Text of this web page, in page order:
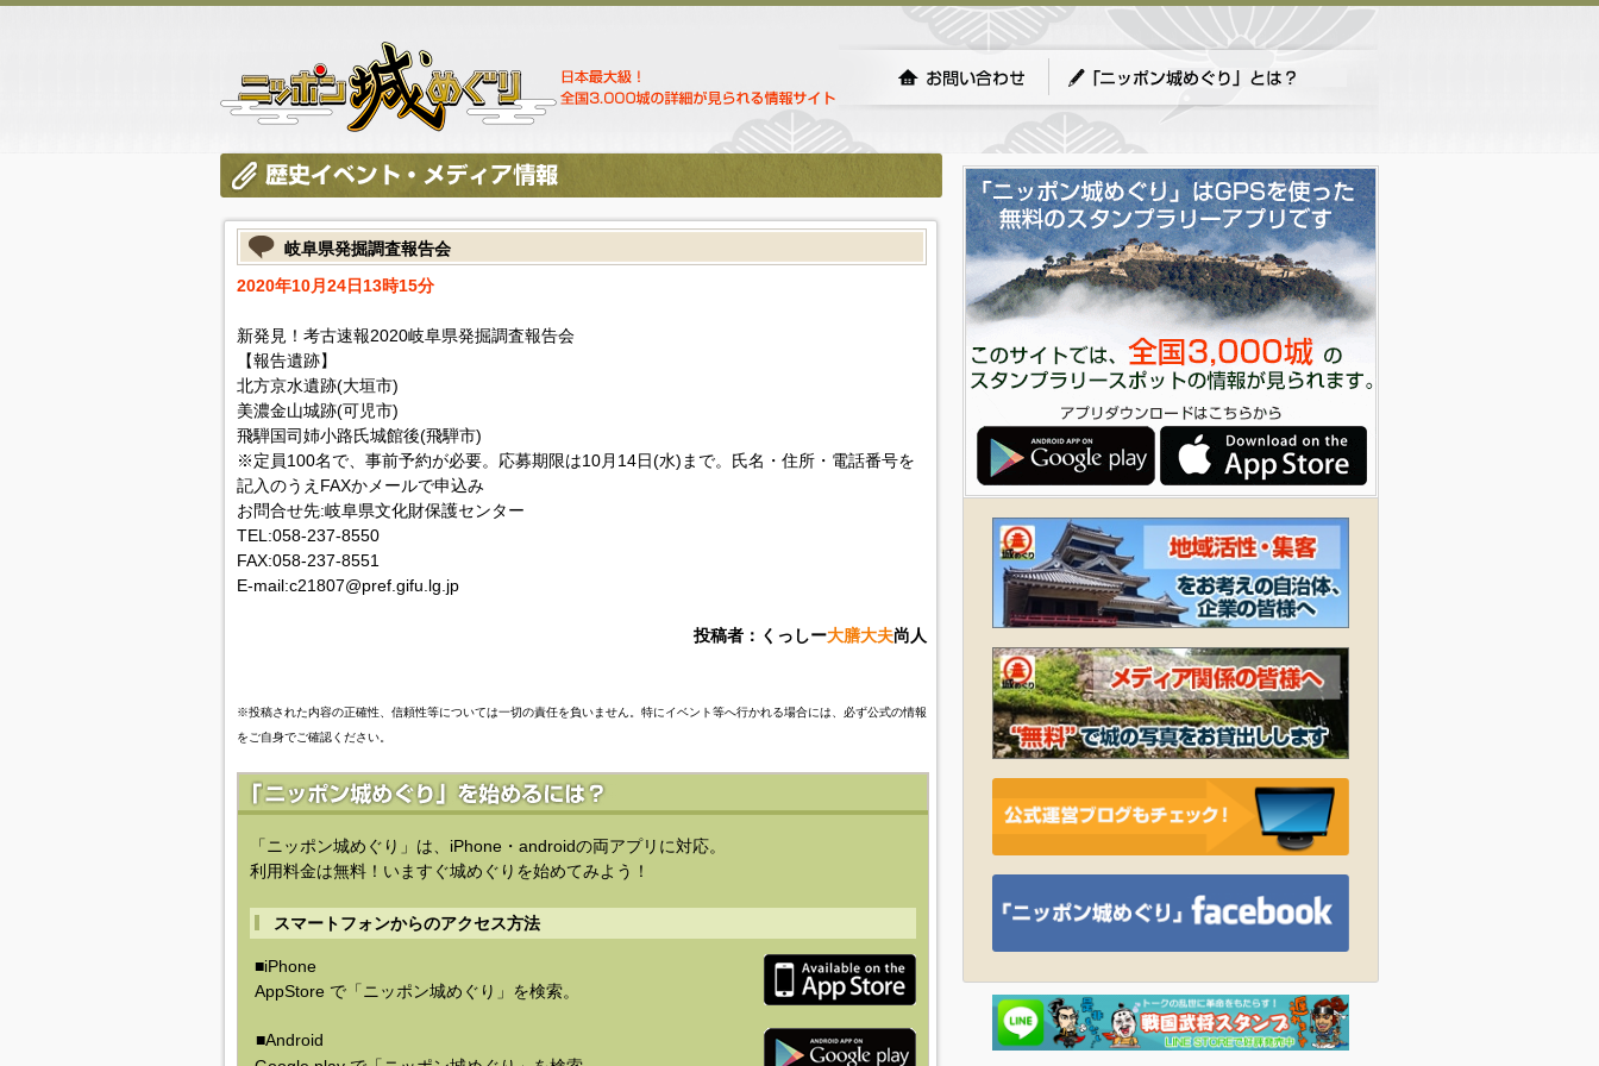
岐阜県発掘調査報告会
2020年10月24日13時15分
新発見！考古速報2020岐阜県発掘調査報告会
【報告遺跡】
北方京水遺跡(大垣市)
美濃金山城跡(可児市)
飛騨国司姉小路氏城館後(飛騨市)
※定員100名で、事前予約が必要。応募期限は10月14日(水)まで。氏名・住所・電話番号を
記入のうえFAXかメールで申込み
お問合せ先:岐阜県文化財保護センター
TEL:058-237-8550
FAX:058-237-8551
E-mail:c21807@pref.gifu.lg.jp
投稿者：くっしー大膳大夫尚人
※投稿された内容の正確性、信頼性等については一切の責任を負いません。特にイベント等へ行かれる場合には、必ず公式の情報
をご自身でご確認ください。
「ニッポン城めぐり」は、iPhone・androidの両アプリに対応。
利用料金は無料！いますぐ城めぐりを始めてみよう！
スマートフォンからのアクセス方法
■iPhone
AppStore で「ニッポン城めぐり」を検索。
■Android